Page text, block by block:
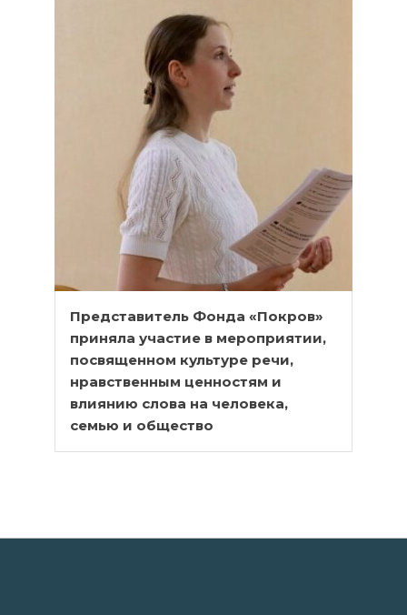
Представитель Фонда «Покров»
приняла участие в мероприятии,
посвященном культуре речи,
нравственным ценностям и
влиянию слова на человека,
семью и общество